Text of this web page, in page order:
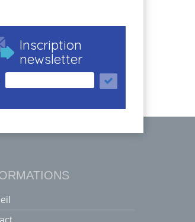
Inscription
newsletter